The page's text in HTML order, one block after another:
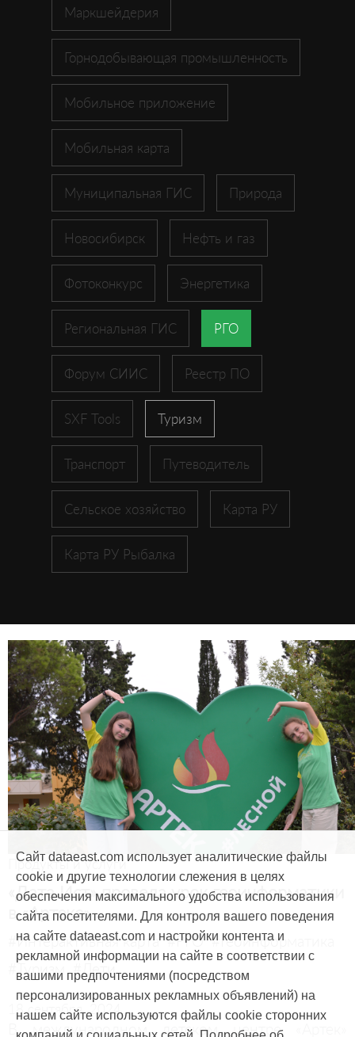
Маркшейдерия
Горнодобывающая промышленность
Мобильное приложение
Мобильная карта
Муниципальная ГИС Природа
Новосибирск Нефть и газ
Фотоконкурс Энергетика
Региональная ГИС РГО
Форум СИИС Реестр ПО
SXF Tools Туризм
Транспорт Путеводитель
Сельское хозяйство Карта РУ
Карта РУ Рыбалка
Продукты и услуги
«Дата Ист» провела урок геоинформатики
в «Артеке»
#Интерактивная карта #РГО #Геоинформатика
#Туризм
#Дети
18 сентября, 2024
В международном детском центре «Артек»
Сайт dataeast.com использует аналитические файлы
cookie и другие технологии слежения в целях
обеспечения максимального удобства использования
сайта посетителями. Для контроля вашего поведения
на сайте dataeast.com и настройки контента и
рекламной информации на сайте в соответствии с
вашими предпочтениями (посредством
персонализированных рекламных объявлений) на
нашем сайте используются файлы cookie сторонних